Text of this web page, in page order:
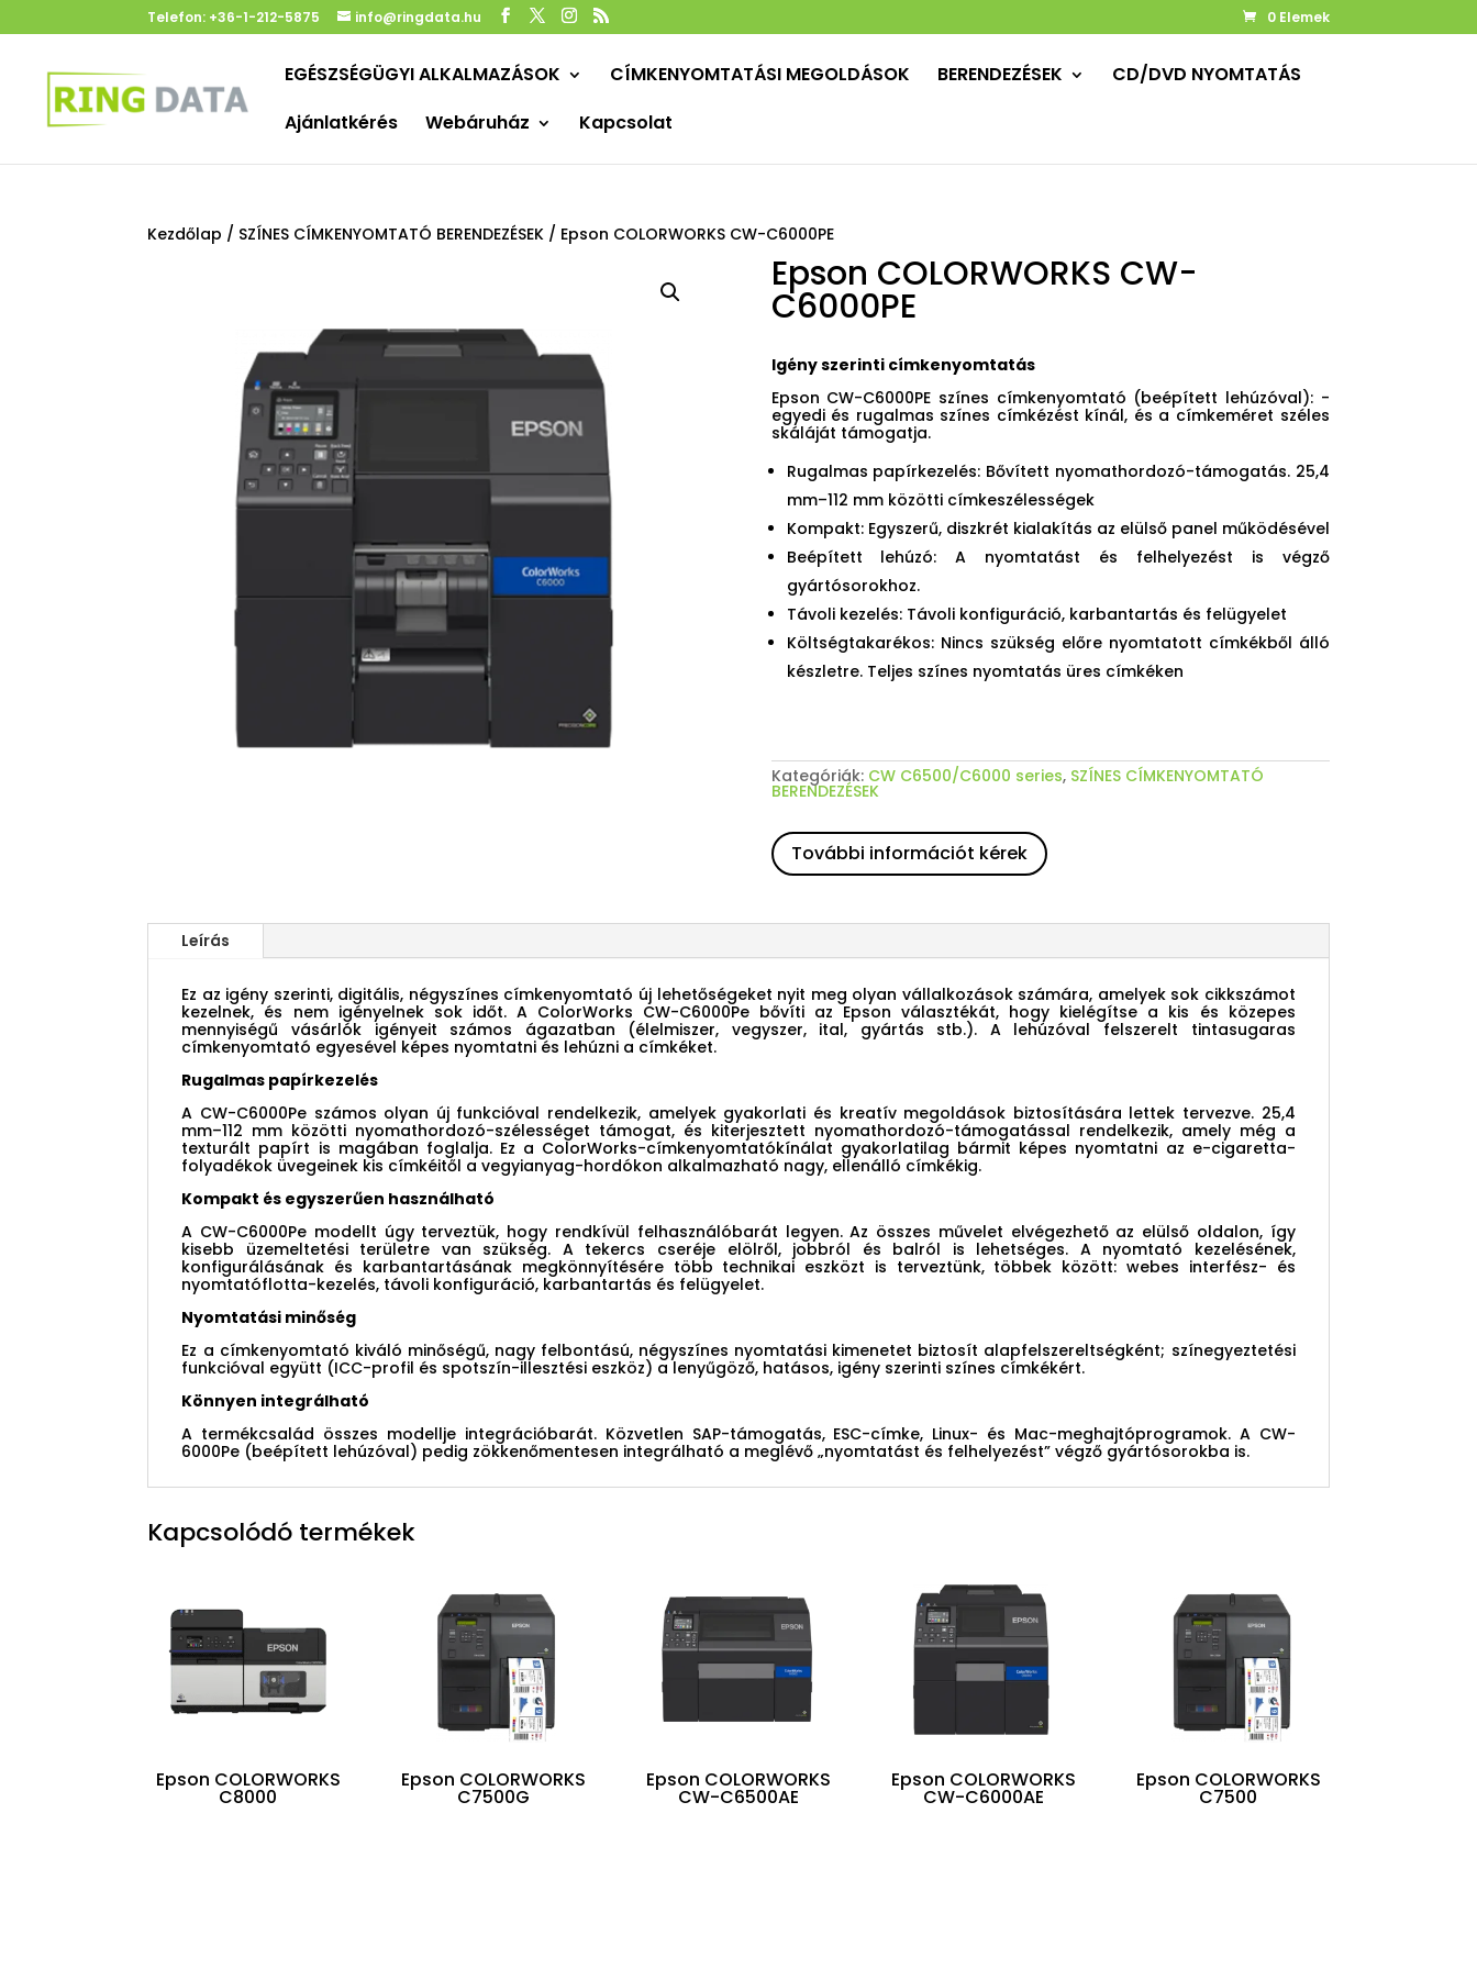
Telefon: +36-1-212-5875 info@ringdata.hu 0 Elemek
EGÉSZSÉGÜGYI ALKALMAZÁSOK CÍMKENYOMTATÁSI MEGOLDÁSOK BERENDEZÉSEK
CD/DVD NYOMTATÁS
Ajánlatkérés
Webáruház Kapcsolat
Kezdőlap / SZÍNES CÍMKENYOMTATÓ BERENDEZÉSEK / Epson COLORWORKS CW-C6000PE
Epson COLORWORKS CW-
C6000PE
Igény szerinti címkenyomtatás
Epson CW-C6000PE színes címkenyomtató (beépített lehúzóval): -
egyedi és rugalmas színes címkézést kínál, és a címkeméret széles
skáláját támogatja.
Rugalmas papírkezelés: Bővített nyomathordozó-támogatás. 25,4
mm–112 mm közötti címkeszélességek
Kompakt: Egyszerű, diszkrét kialakítás az elülső panel működésével
Beépített lehúzó: A nyomtatást és felhelyezést is végző
gyártósorokhoz.
Távoli kezelés: Távoli konfiguráció, karbantartás és felügyelet
Költségtakarékos: Nincs szükség előre nyomtatott címkékből álló
készletre. Teljes színes nyomtatás üres címkéken
Kategóriák: CW C6500/C6000 series, SZÍNES CÍMKENYOMTATÓ
BERENDEZÉSEK
További információt kérek
Leírás
Ez az igény szerinti, digitális, négyszínes címkenyomtató új lehetőségeket nyit meg olyan vállalkozások számára, amelyek sok cikkszámot
kezelnek, és nem igényelnek sok időt. A ColorWorks CW-C6000Pe bővíti az Epson választékát, hogy kielégítse a kis és közepes
mennyiségű vásárlók igényeit számos ágazatban (élelmiszer, vegyszer, ital, gyártás stb.). A lehúzóval felszerelt tintasugaras
címkenyomtató egyesével képes nyomtatni és lehúzni a címkéket.
Rugalmas papírkezelés
A CW-C6000Pe számos olyan új funkcióval rendelkezik, amelyek gyakorlati és kreatív megoldások biztosítására lettek tervezve. 25,4
mm–112 mm közötti nyomathordozó-szélességet támogat, és kiterjesztett nyomathordozó-támogatással rendelkezik, amely még a
texturált papírt is magában foglalja. Ez a ColorWorks-címkenyomtatókínálat gyakorlatilag bármit képes nyomtatni az e-cigaretta-
folyadékok üvegeinek kis címkéitől a vegyianyag-hordókon alkalmazható nagy, ellenálló címkékig.
Kompakt és egyszerűen használható
A CW-C6000Pe modellt úgy terveztük, hogy rendkívül felhasználóbarát legyen. Az összes művelet elvégezhető az elülső oldalon, így
kisebb üzemeltetési területre van szükség. A tekercs cseréje elölről, jobbról és balról is lehetséges. A nyomtató kezelésének,
konfigurálásának és karbantartásának megkönnyítésére több technikai eszközt is terveztünk, többek között: webes interfész- és
nyomtatóflotta-kezelés, távoli konfiguráció, karbantartás és felügyelet.
Nyomtatási minőség
Ez a címkenyomtató kiváló minőségű, nagy felbontású, négyszínes nyomtatási kimenetet biztosít alapfelszereltségként; színegyeztetési
funkcióval együtt (ICC-profil és spotszín-illesztési eszköz) a lenyűgöző, hatásos, igény szerinti színes címkékért.
Könnyen integrálható
A termékcsalád összes modellje integrációbarát. Közvetlen SAP-támogatás, ESC-címke, Linux- és Mac-meghajtóprogramok. A CW-
6000Pe (beépített lehúzóval) pedig zökkenőmentesen integrálható a meglévő „nyomtatást és felhelyezést” végző gyártósorokba is.
Kapcsolódó termékek
Epson COLORWORKS
C8000
Epson COLORWORKS
C7500G
Epson COLORWORKS
CW-C6500AE
Epson COLORWORKS
CW-C6000AE
Epson COLORWORKS
C7500